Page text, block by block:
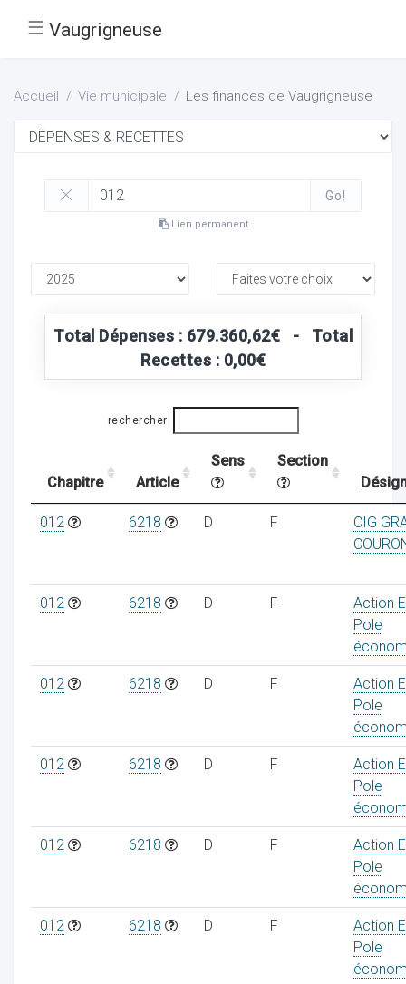
☰ Vaugrigneuse
Accueil Vie municipale Les finances de Vaugrigneuse
Go!
Lien permanent
Total Dépenses : 679.360,62€ - Total
Recettes : 0,00€
rechercher
Chapitre Article
Sens
Section
012 6218 D F
CIG
012 6218 D F
Action
Pole
012 6218 D F
Action
Pole
012 6218 D F
Action
Pole
012 6218 D F
Action
Pole
012 6218 D F
Action
Pole